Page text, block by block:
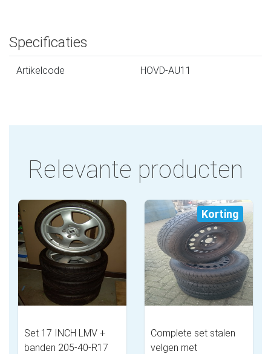
Specificaties
Artikelcode HOVD-AU11
Relevante producten
Set 17 INCH LMV +
banden 205-40-R17
Korting
Complete set stalen
velgen met